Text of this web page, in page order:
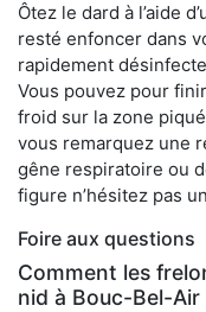
Ôtez le dard à l’aide
resté enfoncer dans
rapidement
Vous pouvez pour
froid sur la zone
vous remarquez une
gêne respiratoire ou
figure n’hésitez pas
Foire aux questions
Comment les
nid à Bouc-Bel-Air